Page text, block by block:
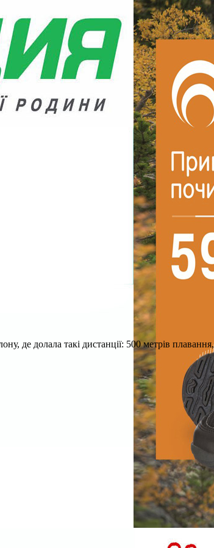
де долала такі дистанції: 500 метрів плавання,